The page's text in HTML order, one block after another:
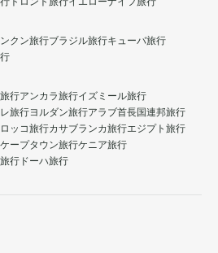
クン旅行ブラジル旅行キューバ旅行
行アンカラ旅行イズミール旅行
旅行ヨルダン旅行アラブ首長国連邦旅行
ッコ旅行カサブランカ旅行エジプト旅行
ケープタウン旅行ケニア旅行
行 ドーハ旅行